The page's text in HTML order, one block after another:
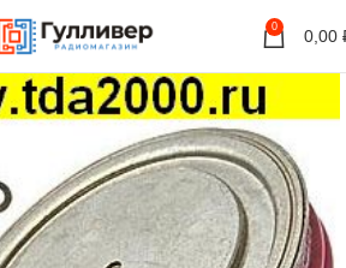
0 0,00